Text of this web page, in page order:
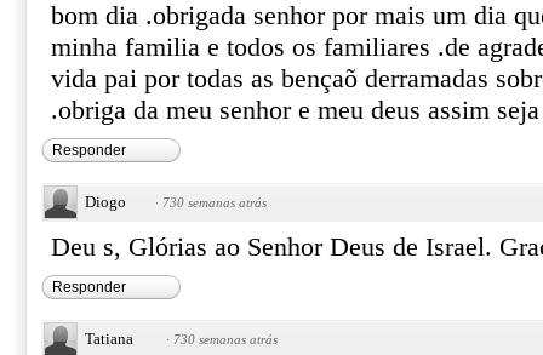
bom dia .obrigada senhor por mais um dia
minha familia e todos os familiares .de
vida pai por todas as bençaõ derramadas
.obriga da meu senhor e meu deus assim
Responder
Diogo · 730 semanas atrás
Deu s, Glórias ao Senhor Deus de Israel.
Responder
Tatiana · 730 semanas atrás